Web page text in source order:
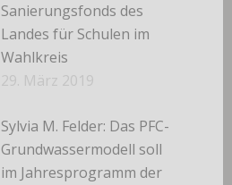
Sanierungsfonds des
Landes für Schulen im
Wahlkreis
29. März 2019
Sylvia M. Felder: Das PFC-
Grundwassermodell soll
im Jahresprogramm der